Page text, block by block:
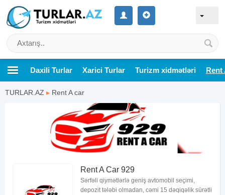
Daxili Turlar Xarici Turlar Turizm xidmətləri Rent
TURLAR.AZ ▸ Rent A car
Rent A Car 929
Sərfəli qiymətlərlə geniş avtomobil seçimi,
depozit tələbi olmadan, cəmi 15 dəqiqəlik sürətli